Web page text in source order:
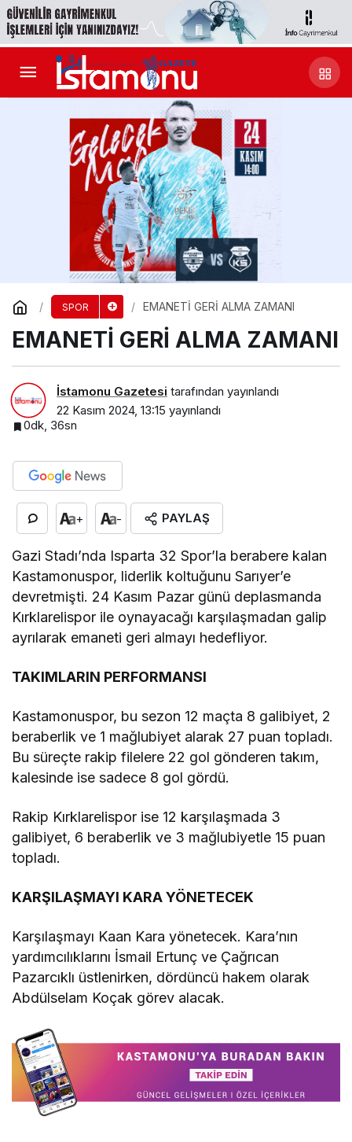
SPOR EMANETİ GERİ ALMA ZAMANI
EMANETİ GERİ ALMA ZAMANI
İstamonu Gazetesi tarafından yayınlandı
22 Kasım 2024, 13:15 yayınlandı
0dk, 36sn
+ - PAYLAŞ
Gazi Stadı’nda Isparta 32 Spor’la berabere kalan
Kastamonuspor, liderlik koltuğunu Sarıyer’e
devretmişti. 24 Kasım Pazar günü deplasmanda
Kırklarelispor ile oynayacağı karşılaşmadan galip
ayrılarak emaneti geri almayı hedefliyor.
TAKIMLARIN PERFORMANSI
Kastamonuspor, bu sezon 12 maçta 8 galibiyet, 2
beraberlik ve 1 mağlubiyet alarak 27 puan topladı.
Bu süreçte rakip filelere 22 gol gönderen takım,
kalesinde ise sadece 8 gol gördü.
Rakip Kırklarelispor ise 12 karşılaşmada 3
galibiyet, 6 beraberlik ve 3 mağlubiyetle 15 puan
topladı.
KARŞILAŞMAYI KARA YÖNETECEK
Karşılaşmayı Kaan Kara yönetecek. Kara’nın
yardımcılıklarını İsmail Ertunç ve Çağrıcan
Pazarcıklı üstlenirken, dördüncü hakem olarak
Abdülselam Koçak görev alacak.